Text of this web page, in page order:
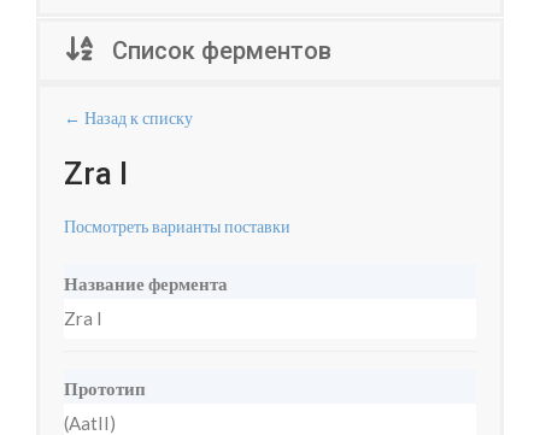
Список ферментов
← Назад к списку
Zra I
Посмотреть варианты поставки
Название фермента
Zra I
Прототип
(AatII)